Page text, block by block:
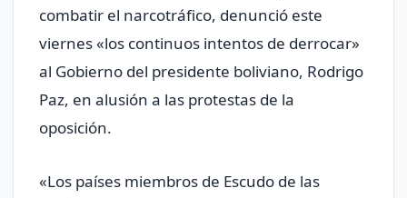
combatir el narcotráfico, denunció este
viernes «los continuos intentos de derrocar»
al Gobierno del presidente boliviano, Rodrigo
Paz, en alusión a las protestas de la
oposición.
«Los países miembros de Escudo de las